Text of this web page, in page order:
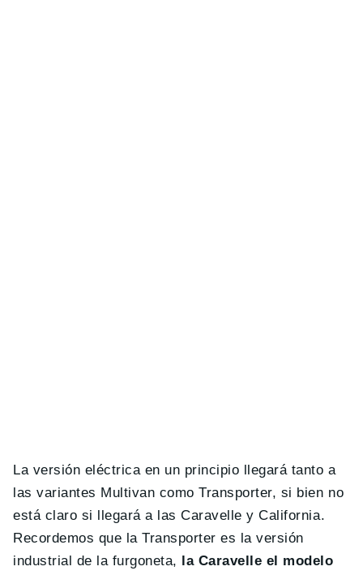
La versión eléctrica en un principio llegará tanto a
las variantes Multivan como Transporter, si bien no
está claro si llegará a las Caravelle y California.
Recordemos que la Transporter es la versión
industrial de la furgoneta,
la Caravelle el modelo